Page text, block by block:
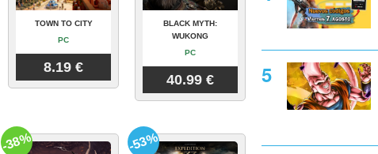
TOWN TO CITY
PC
8.19 €
BLACK MYTH:
WUKONG
PC
40.99 €
-38% -53%